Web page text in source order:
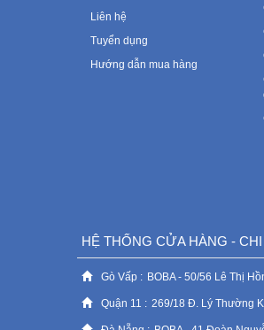
Liên hệ
Tuyển dụng
Hướng dẫn mua hàng
HỆ THỐNG CỬA HÀNG -
Gò Vấp : BOBA - 50/56 Lê Thị
Quận 11 : 269/18 Đ. Lý Thường